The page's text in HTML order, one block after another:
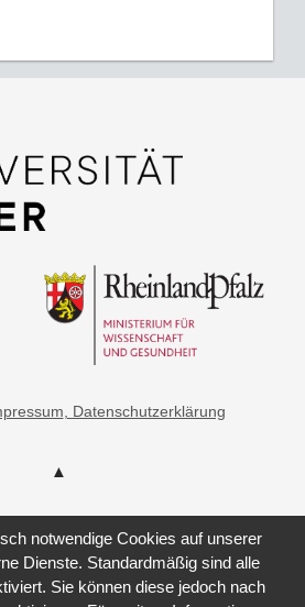
, Datenschutzerklärung
notwendige Cookies auf unserer
Dienste. Standardmäßig sind alle
Sie können diese jedoch nach